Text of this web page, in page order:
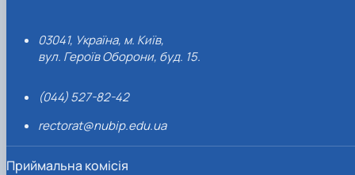
03041, Україна, м. Київ,
вул. Героїв Оборони, буд. 15.
(044) 527-82-42
rectorat@nubip.edu.ua
Приймальна комісія